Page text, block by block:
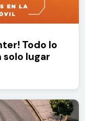
Todo lo
lugar